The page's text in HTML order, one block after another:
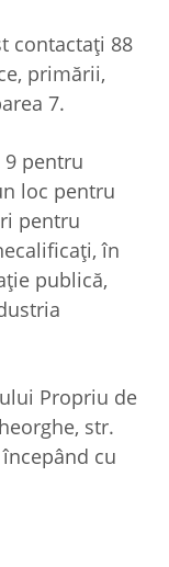
contactaţi 88
primării,
7.
pentru
loc pentru
pentru
în
publică,
Propriu de
str.
cu